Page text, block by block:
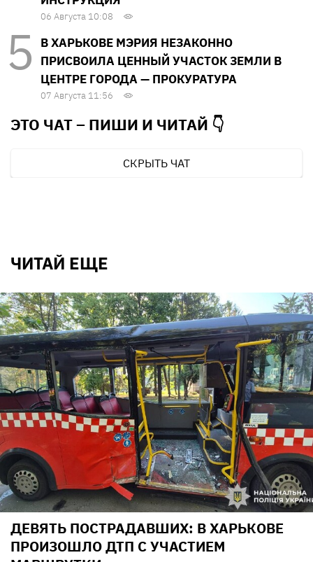
06 Августа 10:08
В ХАРЬКОВЕ МЭРИЯ НЕЗАКОННО
ПРИСВОИЛА ЦЕННЫЙ УЧАСТОК ЗЕМЛИ В
ЦЕНТРЕ ГОРОДА — ПРОКУРАТУРА
07 Августа 11:56
ЭТО ЧАТ – ПИШИ И ЧИТАЙ 👇
СКРЫТЬ ЧАТ
ЧИТАЙ ЕЩЕ
ДЕВЯТЬ ПОСТРАДАВШИХ: В ХАРЬКОВЕ
ПРОИЗОШЛО ДТП С УЧАСТИЕМ